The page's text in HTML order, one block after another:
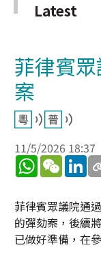
Latest
菲律賓
案
11/5/2026 18:37
WhatsApp
WeChat
菲律賓眾議院通
的彈劾案，後續
已做好準備，在